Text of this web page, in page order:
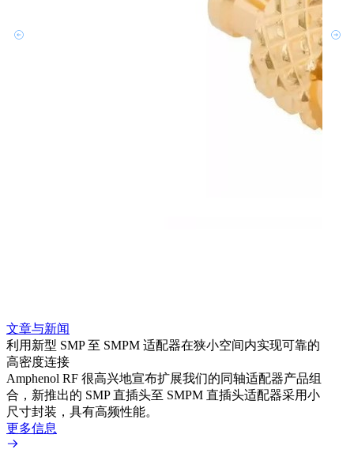
文章与新闻
利用新型 SMP 至 SMPM 适配器在狭小空间内实现可靠的
高密度连接
Amphenol RF 很高兴地宣布扩展我们的同轴适配器产品组
合，新推出的 SMP 直插头至 SMPM 直插头适配器采用小
尺寸封装，具有高频性能。
更多信息